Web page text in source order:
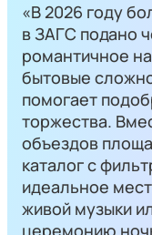
«В 2026 году
в ЗАГС подано
романтичное
бытовые
помогает
торжества.
объездов
каталог с
идеальное
живой музыки
церемонию